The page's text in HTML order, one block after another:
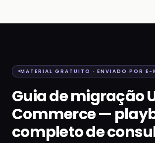
MATERIAL GRATUITO · ENVIADO POR E-
Guia de migração
Commerce —
completo de